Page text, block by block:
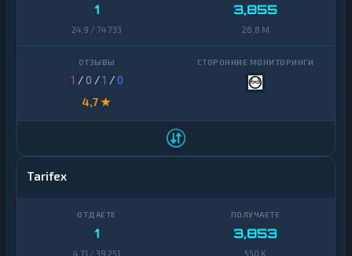
1
24,9 / 74 733
3,855
26,8 M
1 / 0 /1 /0
4,7 ★
Tarifex
1
4,71 / 39 251
3,853
550 K